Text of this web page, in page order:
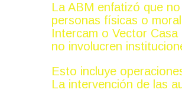
La ABM enfatizó que
personas físicas o
Intercam o Vector
no involucren
Esto incluye
La intervención de las